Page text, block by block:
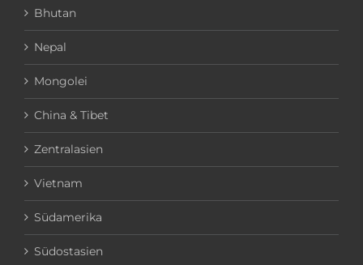
Bhutan
Nepal
Mongolei
China & Tibet
Zentralasien
Vietnam
Südamerika
Südostasien